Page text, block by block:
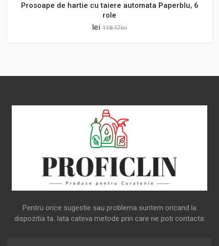
Prosoape de hartie cu taiere automata Paperblu, 6
role
lei 118.17lei
Pentru orice sugestie sau problema suntem oricand la
dispozitia ta. Iata cateva metode prin care ne poti contacta: